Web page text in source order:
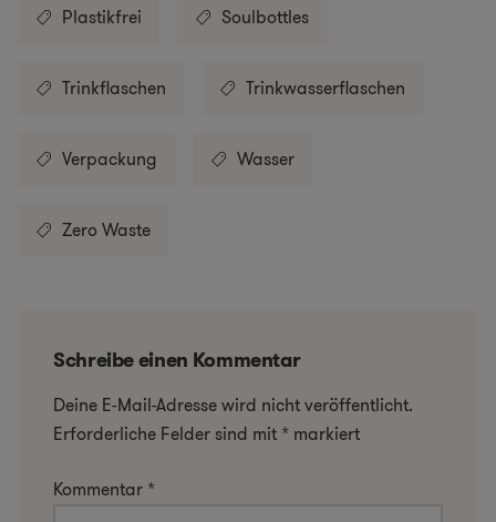
Plastikfrei Soulbottles
Trinkflaschen Trinkwasserflaschen
Verpackung Wasser
Zero Waste
Schreibe einen Kommentar
Deine E-Mail-Adresse wird nicht veröffentlicht.
Erforderliche Felder sind mit * markiert
Kommentar *